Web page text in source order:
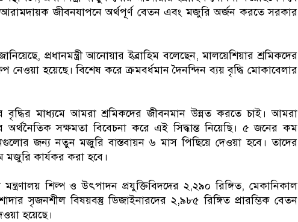
জীবনযাপনে অর্থপূর্ণ বেতন এবং মজুরি অর্জন করতে সরকার
প্রধানমন্ত্রী আনোয়ার ইব্রাহিম বলেছেন, মালয়েশিয়ার শ্রমিকদের
নেওয়া হয়েছে। বিশেষ করে ক্রমবর্ধমান দৈনন্দিন ব্যয় বৃদ্ধি মোকাবেলার
মাধ্যমে আমরা শ্রমিকদের জীবনমান উন্নত করতে চাই। আমরা
অর্থনৈতিক সক্ষমতা বিবেচনা করে এই সিদ্ধান্ত নিয়েছি। ৫ জনের কম
জন্য নতুন মজুরি বাস্তবায়ন ৬ মাস পিছিয়ে দেওয়া হবে। তাদের
কার্যকর করা হবে।
শিল্প ও উৎপাদন প্রযুক্তিবিদদের ২,২৯০ রিঙ্গিত, মেকানিকাল
সৃজনশীল বিষয়বস্তু ডিজাইনারদের ২,৯৮৫ রিঙ্গিত প্রারম্ভিক বেতন
হয়েছে।